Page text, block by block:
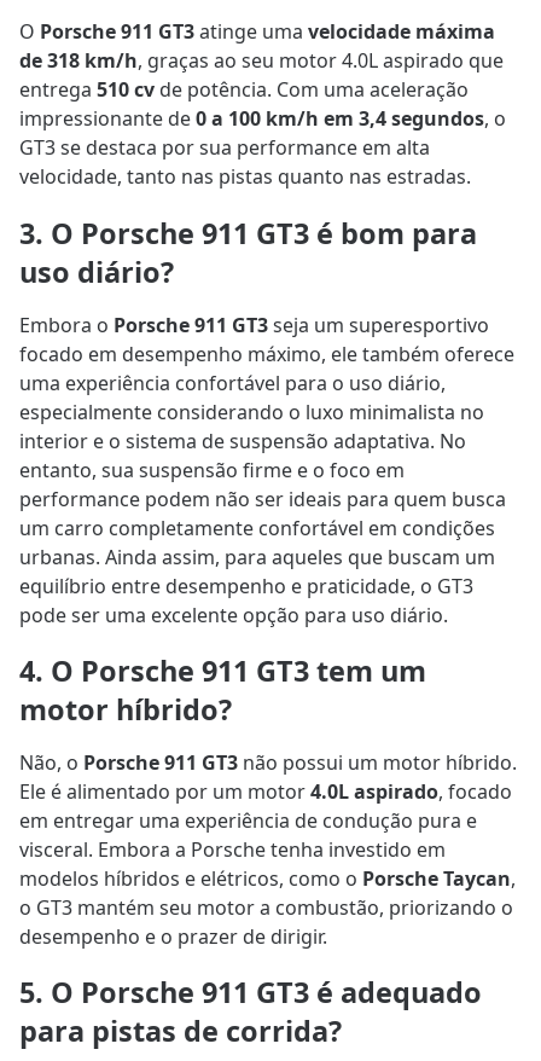
O Porsche 911 GT3atinge uma velocidade máxima
de 318 km/h, graças ao seu motor 4.0L aspirado que
entrega 510 cv de potência. Com uma aceleração
impressionante de0 a 100 km/h em 3,4 segundos, o
GT3 se destaca por sua performance em alta
velocidade, tanto nas pistas quanto nas estradas.
3. O Porsche 911 GT3 é bom para
uso diário?
Embora o Porsche 911 GT3seja um superesportivo
focado em desempenho máximo, ele também oferece
uma experiência confortável para o uso diário,
especialmente considerando o luxo minimalista no
interior e o sistema de suspensão adaptativa. No
entanto, sua suspensão firme e o foco em
performance podem não ser ideais para quem busca
um carro completamente confortável em condições
urbanas. Ainda assim, para aqueles que buscam um
equilíbrio entre desempenho e praticidade, o GT3
pode ser uma excelente opção para uso diário.
4. O Porsche 911 GT3 tem um
motor híbrido?
Não, o Porsche 911 GT3 não possui um motor híbrido.
Ele é alimentado por um motor4.0L aspirado, focado
em entregar uma experiência de condução pura e
visceral. Embora a Porsche tenha investido em
modelos híbridos e elétricos, como o Porsche Taycan,
o GT3 mantém seu motor a combustão, priorizando o
desempenho e o prazer de dirigir.
5. O Porsche 911 GT3 é adequado
para pistas de corrida?